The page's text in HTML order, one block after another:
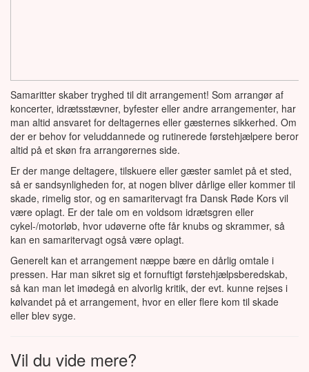
Beredskab
Kommunikation og
SoMe
Samaritter skaber tryghed til dit arrangement! Som arrangør af
koncerter, idrætsstævner, byfester eller andre arrangementer, har
man altid ansvaret for deltagernes eller gæsternes sikkerhed. Om
der er behov for veluddannede og rutinerede førstehjælpere beror
altid på et skøn fra arrangørernes side.
Er der mange deltagere, tilskuere eller gæster samlet på et sted,
så er sandsynligheden for, at nogen bliver dårlige eller kommer til
skade, rimelig stor, og en samaritervagt fra Dansk Røde Kors vil
være oplagt. Er der tale om en voldsom idrætsgren eller
cykel-/motorløb, hvor udøverne ofte får knubs og skrammer, så
kan en samaritervagt også være oplagt.
Generelt kan et arrangement næppe bære en dårlig omtale i
pressen. Har man sikret sig et fornuftigt førstehjælpsberedskab,
så kan man let imødegå en alvorlig kritik, der evt. kunne rejses i
kølvandet på et arrangement, hvor en eller flere kom til skade
eller blev syge.
Vil du vide mere?